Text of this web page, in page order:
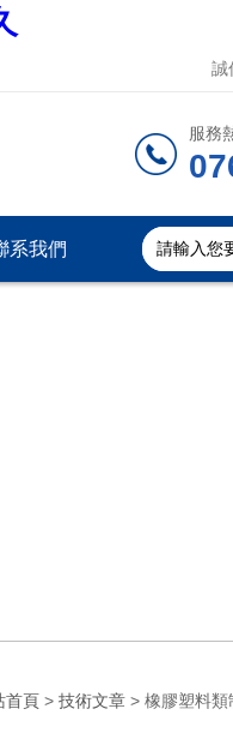
誠
服務
系我們
首頁 > 技術文章 > 橡膠塑料